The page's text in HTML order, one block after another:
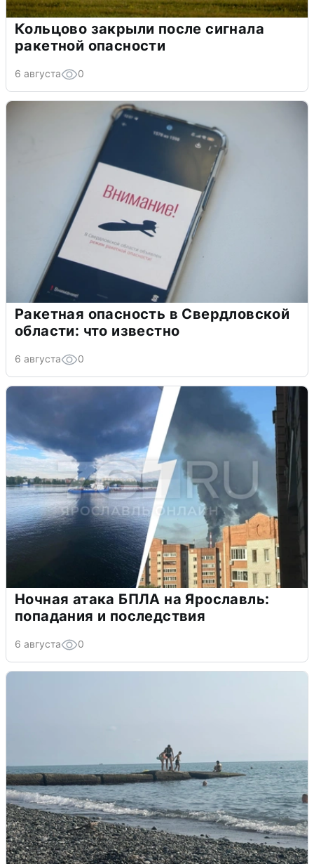
Кольцово закрыли после сигнала
ракетной опасности
6 августа 0
Ракетная опасность в Свердловской
области: что известно
6 августа 0
Ночная атака БПЛА на Ярославль:
попадания и последствия
6 августа 0